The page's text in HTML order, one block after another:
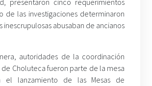
presentaron cinco requerimientos
de las investigaciones determinaron
inescrupulosas abusaban de ancianos
autoridades de la coordinación
de Choluteca fueron parte de la mesa
el lanzamiento de las Mesas de